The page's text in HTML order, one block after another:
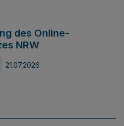
des Online-
NRW
21.07.2026